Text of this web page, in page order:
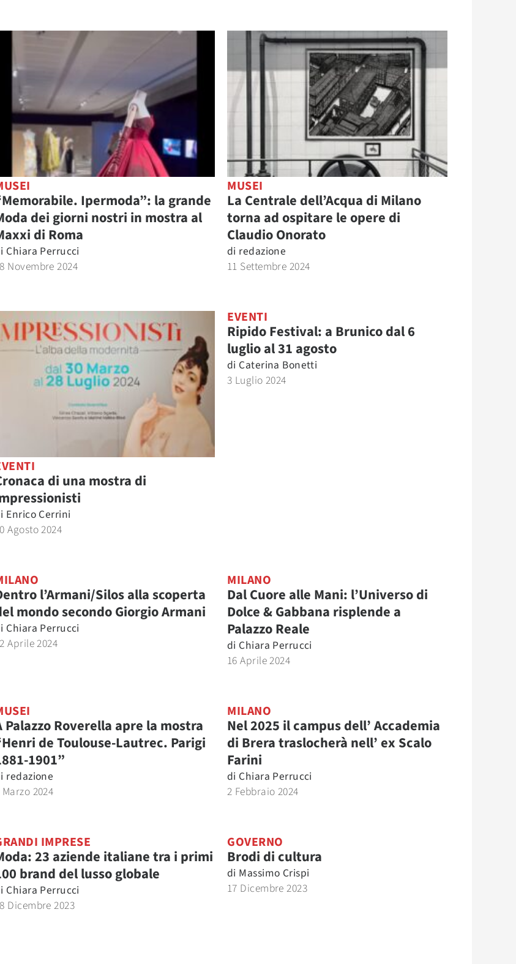
Ipermoda”: la grande
dei giorni nostri in mostra al
di Roma
Chiara Perrucci
Novembre 2024
MUSEI
La Centrale dell’Acqua di Milano
torna ad ospitare le opere di
Claudio Onorato
di redazione
11 Settembre 2024
di una mostra di
Enrico Cerrini
Agosto 2024
EVENTI
Ripido Festival: a Brunico dal 6
luglio al 31 agosto
di Caterina Bonetti
3 Luglio 2024
l’Armani/Silos alla scoperta
mondo secondo Giorgio Armani
Chiara Perrucci
Aprile 2024
MILANO
Dal Cuore alle Mani: l’Universo di
Dolce & Gabbana risplende a
Palazzo Reale
di Chiara Perrucci
16 Aprile 2024
Palazzo Roverella apre la mostra
de Toulouse-Lautrec. Parigi
1901”
redazione
2024
MILANO
Nel 2025 il campus dell’ Accademia
di Brera traslocherà nell’ ex Scalo
Farini
di Chiara Perrucci
2 Febbraio 2024
IMPRESE
23 aziende italiane tra i primi
brand del lusso globale
Chiara Perrucci
Dicembre 2023
GOVERNO
Brodi di cultura
di Massimo Crispi
17 Dicembre 2023